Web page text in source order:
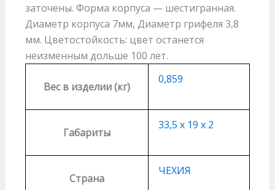
заточены. Форма корпуса — шестигранная.
Диаметр корпуса 7мм, Диаметр грифеля 3,8
мм. Цветостойкость: цвет останется
неизменным дольше 100 лет.
Вес в изделии (кг)
0,859
Габариты
33,5 х 19 х 2
Страна
ЧЕХИЯ